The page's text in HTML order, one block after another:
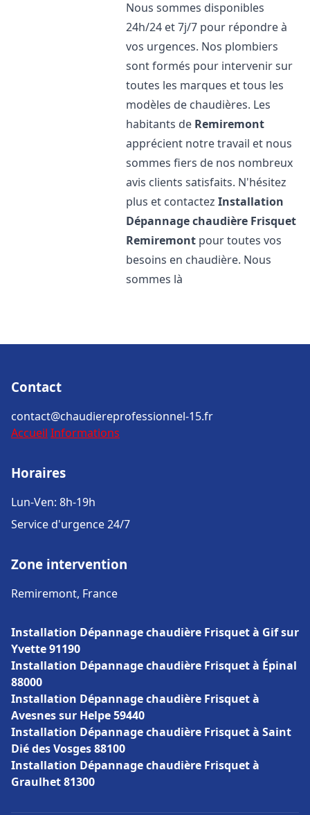
Nous sommes disponibles
24h/24 et 7j/7 pour répondre à
vos urgences. Nos plombiers
sont formés pour intervenir sur
toutes les marques et tous les
modèles de chaudières. Les
habitants de Remiremont
apprécient notre travail et nous
sommes fiers de nos nombreux
avis clients satisfaits. N'hésitez
plus et contactezInstallation
Dépannage chaudière Frisquet
Remiremont pour toutes vos
besoins en chaudière. Nous
sommes là
Contact
contact@chaudiereprofessionnel-15.fr
Accueil Informations
Horaires
Lun-Ven: 8h-19h
Service d'urgence 24/7
Zone intervention
Remiremont, France
Installation Dépannage chaudière Frisquet à Gif sur
Yvette 91190
Installation Dépannage chaudière Frisquet à Épinal
88000
Installation Dépannage chaudière Frisquet à
Avesnes sur Helpe 59440
Installation Dépannage chaudière Frisquet à Saint
Dié des Vosges 88100
Installation Dépannage chaudière Frisquet à
Graulhet 81300